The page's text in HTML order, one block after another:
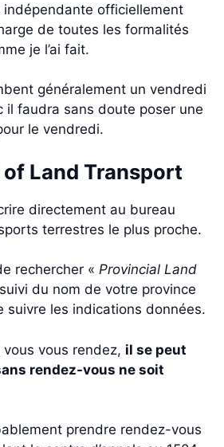
officiellement
de toutes les formalités
je l’ai fait.
généralement un vendredi
il faudra sans doute poser une
le vendredi.
Land Transport
directement au bureau
terrestres le plus proche.
rechercher « Provincial Land
du nom de votre province
suivre les indications données.
vous rendez, il se peut
rendez-vous ne soit
prendre rendez-vous